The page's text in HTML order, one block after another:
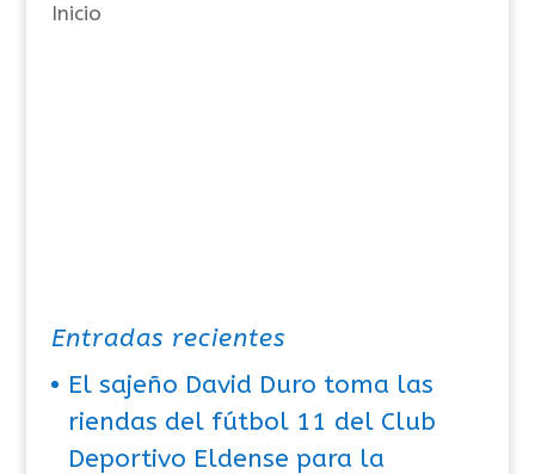
s
Inicio
Entradas recientes
El sajeño David Duro toma las
riendas del fútbol 11 del Club
Deportivo Eldense para la